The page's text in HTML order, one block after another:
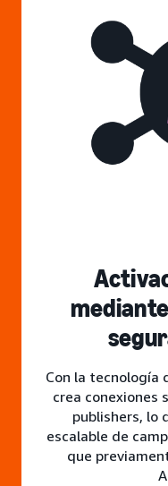
Con la tecnología
crea conexiones
publishers, lo
escalable de
que